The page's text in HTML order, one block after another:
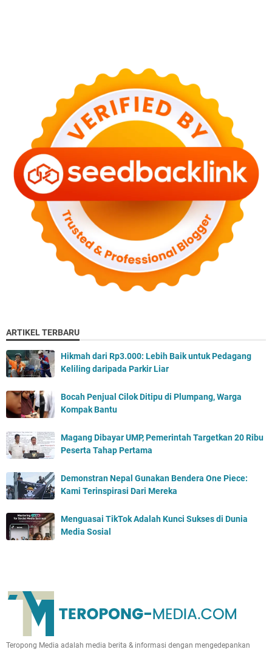
ARTIKEL TERBARU
Hikmah dari Rp3.000: Lebih Baik untuk Pedagang
Keliling daripada Parkir Liar
Bocah Penjual Cilok Ditipu di Plumpang, Warga
Kompak Bantu
Magang Dibayar UMP, Pemerintah Targetkan 20 Ribu
Peserta Tahap Pertama
Demonstran Nepal Gunakan Bendera One Piece:
Kami Terinspirasi Dari Mereka
Menguasai TikTok Adalah Kunci Sukses di Dunia
Media Sosial
Teropong Media adalah media berita & informasi dengan mengedepankan